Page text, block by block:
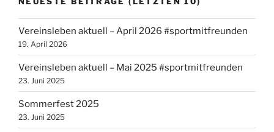
Vereinsleben aktuell – April 2026 #sportmitfreunden
19. April 2026
Vereinsleben aktuell – Mai 2025 #sportmitfreunden
23. Juni 2025
Sommerfest 2025
23. Juni 2025